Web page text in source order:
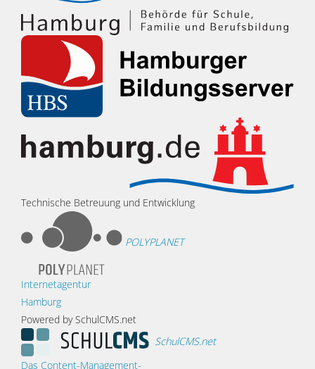
Technische Betreuung und Entwicklung
POLYPLANET
Internetagentur
Hamburg
Powered by SchulCMS.net
SchulCMS.net
Das Content-Management-